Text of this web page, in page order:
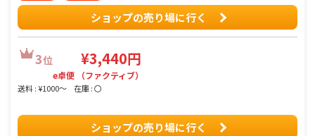
ショップの売り場に行く
3位 ¥3,440円
e卓便 （ファクティブ）
送料 : ¥1000〜 在庫 : 〇
ショップの売り場に行く